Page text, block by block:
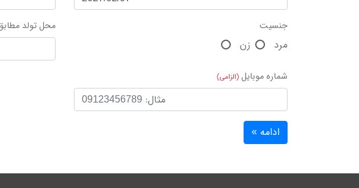
جنسیت
مرد زن
محل تولد
شماره موبایل (الزامی)